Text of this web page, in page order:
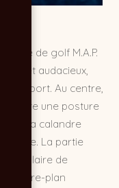
de golf M.A.P.
et audacieux,
du sport. Au centre,
adopte une posture
la calandre
bleue. La partie
circulaire de
l'arrière-plan